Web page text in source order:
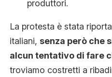
produttori.
La protesta è stata
italiani, senza però che
alcun tentativo di fare
troviamo costretti a